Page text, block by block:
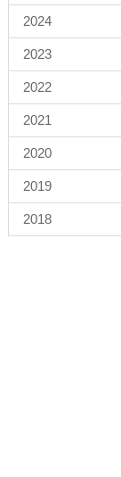
2024
2023
2022
2021
2020
2019
2018